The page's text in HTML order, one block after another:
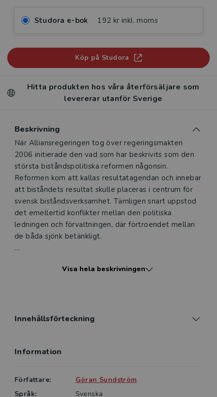
Studora e-bok 192 kr inkl. moms
Köp på Studora
Hitta produkten hos våra återförsäljare som
levererar utanför Sverige
Beskrivning
Beskrivning
När Alliansregeringen tog över regeringsmakten
2006 initierade den vad som har beskrivits som den
största biståndspolitiska reformen någonsin.
Reformen kom att kallas resultatagendan och innebar
att biståndets resultat skulle placeras i centrum för
svensk bistånds­verksamhet. Tämligen snart uppstod
det emeller­tid konflikter mellan den politiska
ledningen och förvaltningen, där förtroendet mellan
de båda sjönk betänkligt.
politisk ledning och dess underordnade förvaltning
blev kon­sekvenserna? Om dessa frågor handlar denna
Brutet förvaltningskontrakt är avsedd att användas
diskuterar hur politiker i moderna demokratier styr,
Visa hela beskrivningen
Innehållsförteckning
Information
Författare:
Göran Sundström
Språk:
Svenska